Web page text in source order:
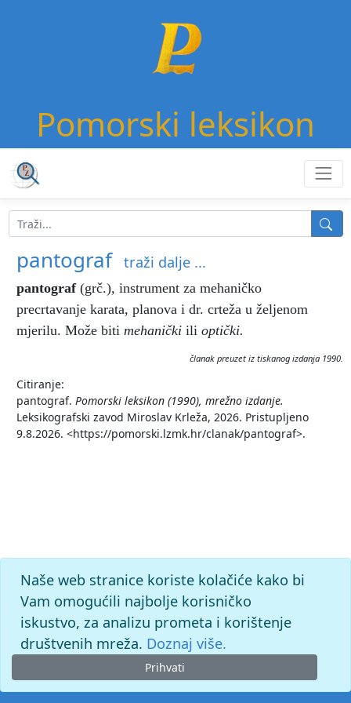
Pomorski leksikon
pantograf traži dalje ...
pantograf (grč.), instrument za mehaničko
precrtavanje karata, planova i dr. crteža u željenom
mjerilu. Može biti mehanički ili optički.
članak preuzet iz tiskanog izdanja 1990.
Citiranje:
pantograf. Pomorski leksikon (1990), mrežno izdanje.
Leksikografski zavod Miroslav Krleža, 2026. Pristupljeno
9.8.2026. <https://pomorski.lzmk.hr/clanak/pantograf>.
Naše web stranice koriste kolačiće kako bi
Vam omogućili najbolje korisničko
iskustvo, za analizu prometa i korištenje
društvenih mreža. Doznaj više.
Prihvati
© 2026. -Leksikografski zavodMiroslav Krleža